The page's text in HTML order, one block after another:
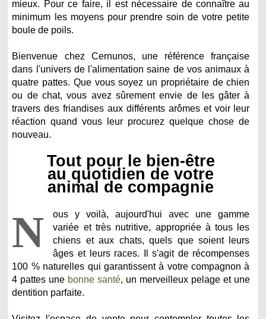
mieux. Pour ce faire, il est nécessaire de connaître au
minimum les moyens pour prendre soin de votre petite
boule de poils.
Bienvenue chez Cernunos, une référence française
dans l'univers de l'alimentation saine de vos animaux à
quatre pattes. Que vous soyez un propriétaire de chien
ou de chat, vous avez sûrement envie de les gâter à
travers des friandises aux différents arômes et voir leur
réaction quand vous leur procurez quelque chose de
nouveau.
Tout pour le bien-être
au quotidien de votre
animal de compagnie
N
ous y voilà, aujourd'hui avec une gamme
variée et très nutritive, appropriée à tous les
chiens et aux chats, quels que soient leurs
âges et leurs races. Il s'agit de récompenses
100 % naturelles qui garantissent à votre compagnon à
4 pattes une bonne santé, un merveilleux pelage et une
dentition parfaite.